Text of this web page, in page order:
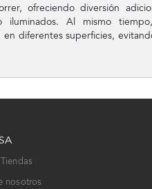
ofreciendo diversión
iluminados. Al mismo
diferentes superficies,
nosotros